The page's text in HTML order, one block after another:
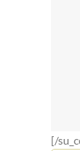
[/